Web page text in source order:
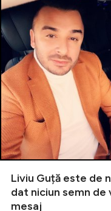
Liviu Guță este de
dat niciun semn de
mesaj